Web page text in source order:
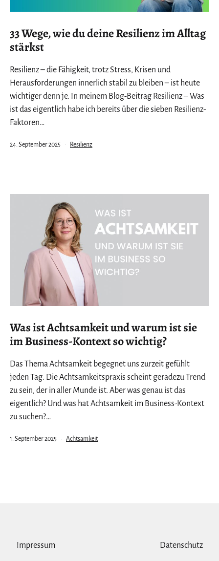
33 Wege, wie du deine Resilienz im Alltag
stärkst
Resilienz – die Fähigkeit, trotz Stress, Krisen und
Herausforderungen innerlich stabil zu bleiben – ist heute
wichtiger denn je. In meinem Blog-Beitrag Resilienz – Was
ist das eigentlich habe ich bereits über die sieben Resilienz-
Faktoren…
Veröffentlicht
24. September 2025
Kategorisiert
Resilienz
Was ist Achtsamkeit und warum ist sie
im Business-Kontext so wichtig?
Das Thema Achtsamkeit begegnet uns zurzeit gefühlt
jeden Tag. Die Achtsamkeitspraxis scheint geradezu Trend
zu sein, der in aller Munde ist. Aber was genau ist das
eigentlich? Und was hat Achtsamkeit im Business-Kontext
zu suchen?…
Veröffentlicht
1. September 2025
Kategorisiert
Achtsamkeit
Impressum Datenschutz